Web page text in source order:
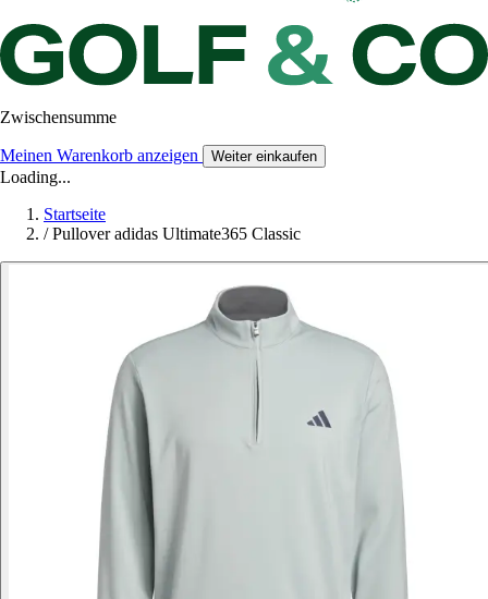
Zwischensumme
Meinen Warenkorb anzeigen Weiter einkaufen
Loading...
Startseite
/ Pullover adidas Ultimate365 Classic